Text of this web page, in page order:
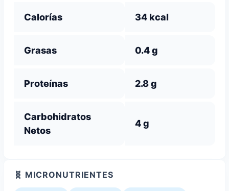
Calorías 34 kcal
Grasas 0.4 g
Proteínas 2.8 g
Carbohidratos
Netos
4 g
🧬 MICRONUTRIENTES